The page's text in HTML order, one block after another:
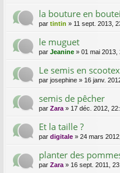
la bouture en
par tintin » 11 sept. 2013,
le muguet
par Jeanine » 01 mai 2013,
Le semis en
par josephine » 16 janv.
semis de pêcher
par Zara » 17 déc. 2012,
Et la taille ?
par digitale » 24 mars
planter des
par Zara » 16 sept. 2011,